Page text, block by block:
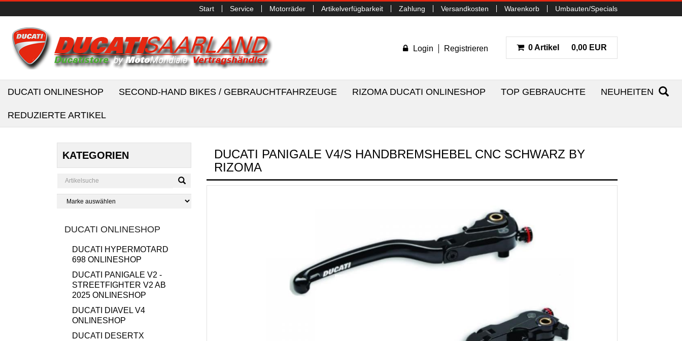
Start Service Motorräder Artikelverfügbarkeit Zahlung Versandkosten Warenkorb Umbauten/Specials
Login Registrieren 0 Artikel 0,00 EUR
DUCATI ONLINESHOP SECOND-HAND BIKES / GEBRAUCHTFAHRZEUGE RIZOMA DUCATI ONLINESHOP TOP GEBRAUCHTE NEUHEITEN
REDUZIERTE ARTIKEL
KATEGORIEN
DUCATI ONLINESHOP
DUCATI HYPERMOTARD
698 ONLINESHOP
DUCATI PANIGALE V2 -
STREETFIGHTER V2 AB
2025 ONLINESHOP
DUCATI DIAVEL V4
ONLINESHOP
DUCATI DESERTX
DUCATI PANIGALE V4/S HANDBREMSHEBEL CNC SCHWARZ BY
RIZOMA